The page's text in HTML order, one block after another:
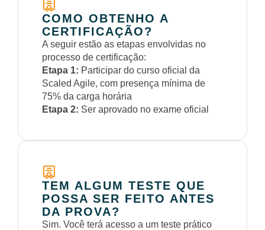
COMO OBTENHO A
CERTIFICAÇÃO?
A seguir estão as etapas envolvidas no
processo de certificação:
Etapa 1: Participar do curso oficial da
Scaled Agile, com presença mínima de
75% da carga horária
Etapa 2: Ser aprovado no exame oficial
TEM ALGUM TESTE QUE
POSSA SER FEITO ANTES
DA PROVA?
Sim. Você terá acesso a um teste prático